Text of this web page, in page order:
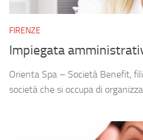
FIRENZE
Impiegata
Orienta Spa – Società Benefit,
società che si occupa di